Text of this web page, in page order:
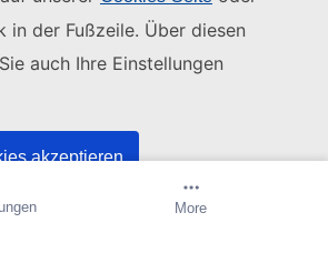
in der Fußzeile. Über diesen
auch Ihre Einstellungen
akzeptieren
notwendige Cookies akzeptieren
Benachrichtigung erstellen
More
der EU
der EU
und Einrichtungen der EU